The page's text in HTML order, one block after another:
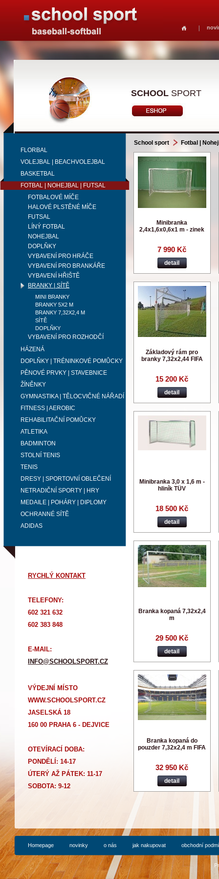
SCHOOL SPORT
FLORBAL
VOLEJBAL | BEACHVOLEJBAL
BASKETBAL
FOTBAL | NOHEJBAL | FUTSAL
FOTBALOVÉ MÍČE
HALOVÉ PLSTĚNÉ MÍČE
FUTSAL
LÍNÝ FOTBAL
NOHEJBAL
DOPLŇKY
VYBAVENÍ PRO HRÁČE
VYBAVENÍ PRO BRANKÁŘE
VYBAVENÍ HŘIŠTĚ
BRANKY | SÍTĚ
MINI BRANKY
BRANKY 5X2 M
BRANKY 7,32X2,4 M
SÍTĚ
DOPLŇKY
VYBAVENÍ PRO ROZHODČÍ
HÁZENÁ
DOPLŇKY | TRÉNINKOVÉ POMŮCKY
PĚNOVÉ PRVKY | STAVEBNICE
ŽÍNĚNKY
GYMNASTIKA | TĚLOCVIČNÉ NÁŘADÍ
FITNESS | AEROBIC
REHABILITAČNÍ POMŮCKY
ATLETIKA
BADMINTON
STOLNÍ TENIS
TENIS
DRESY | SPORTOVNÍ OBLEČENÍ
NETRADIČNÍ SPORTY | HRY
MEDAILE | POHÁRY | DIPLOMY
OCHRANNÉ SÍTĚ
ADIDAS
RYCHLÝ KONTAKT
TELEFONY:
602 321 632
602 383 848
E-MAIL:
INFO@SCHOOLSPORT.CZ
VÝDEJNÍ MÍSTO
WWW.SCHOOLSPORT.CZ
JASELSKÁ 18
160 00 PRAHA 6 - DEJVICE
OTEVÍRACÍ DOBA:
PONDĚLÍ: 14-17
ÚTERÝ AŽ PÁTEK: 11-17
SOBOTA: 9-12
School sport Fotbal |
Minibranka
2,4x1,6x0,6x1 m - zinek
7 990 Kč
detail
Základový rám pro
branky 7,32x2,44 FIFA
15 200 Kč
detail
Minibranka 3,0 x 1,6 m -
hliník TÜV
18 500 Kč
detail
Branka kopaná 7,32x2,4
m
29 500 Kč
detail
Branka kopaná do
pouzder 7,32x2,4 m FIFA
32 950 Kč
detail
Homepage novinky o nás jak nakupovat obchodní